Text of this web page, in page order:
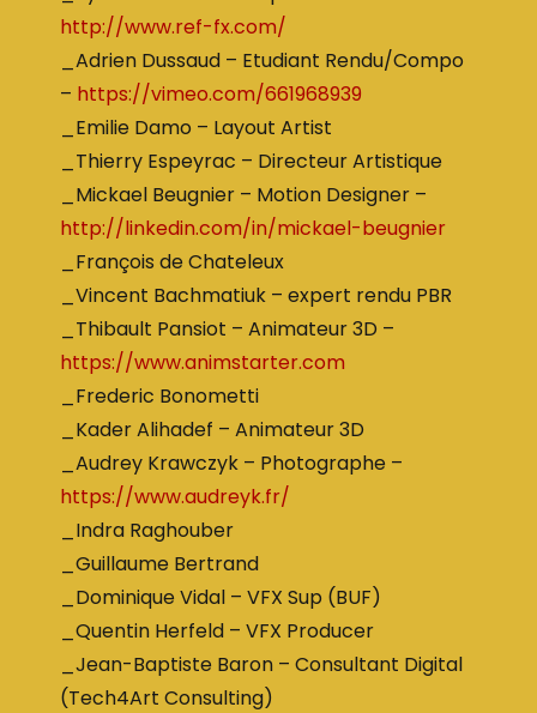
http://www.ref-fx.com/
_Adrien Dussaud – Etudiant Rendu/Compo
– https://vimeo.com/661968939
_Emilie Damo – Layout Artist
_Thierry Espeyrac – Directeur Artistique
_Mickael Beugnier – Motion Designer –
http://linkedin.com/in/mickael-beugnier
_François de Chateleux
_Vincent Bachmatiuk – expert rendu PBR
_Thibault Pansiot – Animateur 3D –
https://www.animstarter.com
_Frederic Bonometti
_Kader Alihadef – Animateur 3D
_Audrey Krawczyk – Photographe –
https://www.audreyk.fr/
_Indra Raghouber
_Guillaume Bertrand
_Dominique Vidal – VFX Sup (BUF)
_Quentin Herfeld – VFX Producer
_Jean-Baptiste Baron – Consultant Digital
(Tech4Art Consulting)